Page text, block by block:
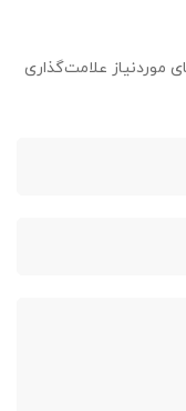
موردنیاز علامت‌گذاری